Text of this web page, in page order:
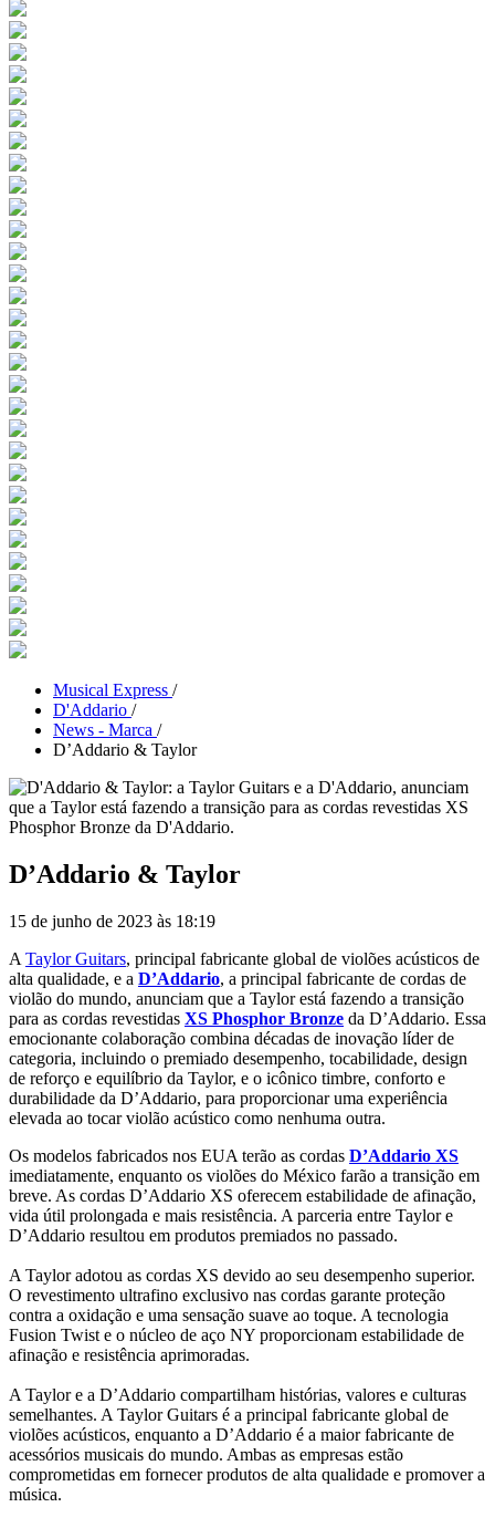
Musical Express /
D'Addario /
News - Marca /
D’Addario & Taylor
D’Addario & Taylor
15 de junho de 2023 às 18:19
A Taylor Guitars, principal fabricante global de violões acústicos de
alta qualidade, e a D’Addario, a principal fabricante de cordas de
violão do mundo, anunciam que a Taylor está fazendo a transição
para as cordas revestidas XS Phosphor Bronze da D’Addario. Essa
emocionante colaboração combina décadas de inovação líder de
categoria, incluindo o premiado desempenho, tocabilidade, design
de reforço e equilíbrio da Taylor, e o icônico timbre, conforto e
durabilidade da D’Addario, para proporcionar uma experiência
elevada ao tocar violão acústico como nenhuma outra.
Os modelos fabricados nos EUA terão as cordas D’Addario XS
imediatamente, enquanto os violões do México farão a transição em
breve. As cordas D’Addario XS oferecem estabilidade de afinação,
vida útil prolongada e mais resistência. A parceria entre Taylor e
D’Addario resultou em produtos premiados no passado.
A Taylor adotou as cordas XS devido ao seu desempenho superior.
O revestimento ultrafino exclusivo nas cordas garante proteção
contra a oxidação e uma sensação suave ao toque. A tecnologia
Fusion Twist e o núcleo de aço NY proporcionam estabilidade de
afinação e resistência aprimoradas.
A Taylor e a D’Addario compartilham histórias, valores e culturas
semelhantes. A Taylor Guitars é a principal fabricante global de
violões acústicos, enquanto a D’Addario é a maior fabricante de
acessórios musicais do mundo. Ambas as empresas estão
comprometidas em fornecer produtos de alta qualidade e promover a
música.